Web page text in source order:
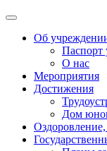
Об
Паспорт
О нас
Мероприятия
Достижения
Дом